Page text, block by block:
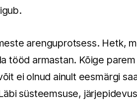
arenguprotsess. Hetk,
tööd armastan. Kõige
ei olnud ainult eesmärgi
süsteemsuse,